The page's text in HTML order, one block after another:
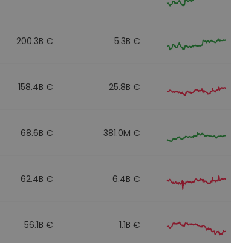
200.3B € 5.3B €
158.4B € 25.8B €
68.6B € 381.0M €
62.4B € 6.4B €
56.1B € 1.1B €